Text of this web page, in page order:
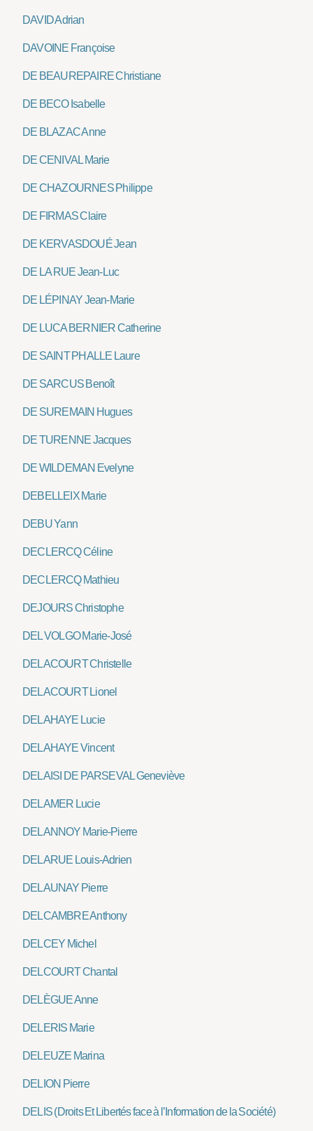
DAVID Adrian
DAVOINE Françoise
DE BEAUREPAIRE Christiane
DE BECO Isabelle
DE BLAZAC Anne
DE CENIVAL Marie
DE CHAZOURNES Philippe
DE FIRMAS Claire
DE KERVASDOUÉ Jean
DE LA RUE Jean-Luc
DE LÉPINAY Jean-Marie
DE LUCA BERNIER Catherine
DE SAINT PHALLE Laure
DE SARCUS Benoît
DE SUREMAIN Hugues
DE TURENNE Jacques
DE WILDEMAN Evelyne
DEBELLEIX Marie
DEBU Yann
DECLERCQ Céline
DECLERCQ Mathieu
DEJOURS Christophe
DEL VOLGO Marie-José
DELACOURT Christelle
DELACOURT Lionel
DELAHAYE Lucie
DELAHAYE Vincent
DELAISI DE PARSEVAL Geneviève
DELAMER Lucie
DELANNOY Marie-Pierre
DELARUE Louis-Adrien
DELAUNAY Pierre
DELCAMBRE Anthony
DELCEY Michel
DELCOURT Chantal
DELÈGUE Anne
DELERIS Marie
DELEUZE Marina
DELION Pierre
DELIS (Droits Et Libertés face à l’Information de la Société)